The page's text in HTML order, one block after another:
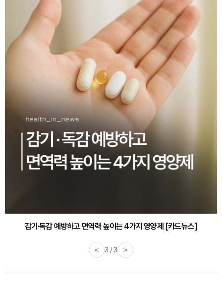
감기·독감 예방하고 면역력 높이는 4가지 영양제 [카드뉴스]
< 3 / 3 >